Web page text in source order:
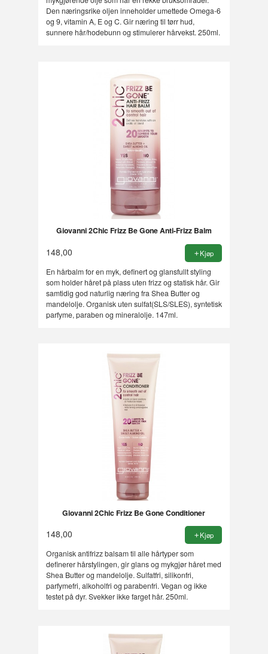
Den næringsrike oljen inneholder umettede Omega-6
og 9, vitamin A, E og C. Gir næring til tørr hud,
sunnere hår/hodebunn og stimulerer hårvekst. 250ml.
Giovanni 2Chic Frizz Be Gone Anti-Frizz Balm
148,00 Kjøp
En hårbalm for en myk, definert og glansfullt styling
som holder håret på plass uten frizz og statisk hår. Gir
samtidig god naturlig næring fra Shea Butter og
mandelolje. Organisk uten sulfat(SLS/SLES), syntetisk
parfyme, paraben og mineralolje. 147ml.
Giovanni 2Chic Frizz Be Gone Conditioner
148,00 Kjøp
Organisk antifrizz balsam til alle hårtyper som
definerer hårstylingen, gir glans og mykgjør håret med
Shea Butter og mandelolje. Sulfatfri, silikonfri,
parfymefri, alkoholfri og parabenfri. Vegan og ikke
testet på dyr. Svekker ikke farget hår. 250ml.